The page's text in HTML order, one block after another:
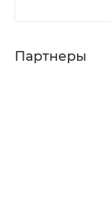
Партнеры